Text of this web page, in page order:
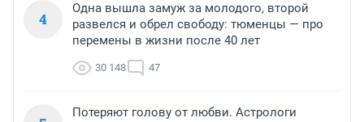
4
Одна вышла замуж за молодого, второй
развелся и обрел свободу: тюменцы — про
перемены в жизни после 40 лет
30 148 47
Потеряют голову от любви. Астрологи